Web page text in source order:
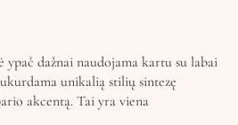
dažnai naudojama kartu su labai
unikalią stilių sintezę
akcentą. Tai yra viena